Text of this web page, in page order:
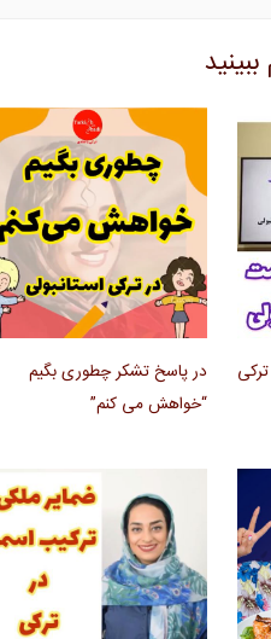
در پاسخ تشکر چطوری بگیم
“خواهش می کنم”